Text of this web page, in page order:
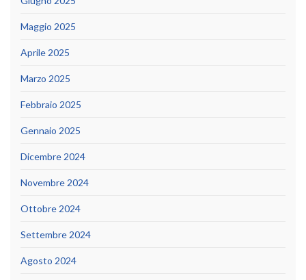
Maggio 2025
Aprile 2025
Marzo 2025
Febbraio 2025
Gennaio 2025
Dicembre 2024
Novembre 2024
Ottobre 2024
Settembre 2024
Agosto 2024